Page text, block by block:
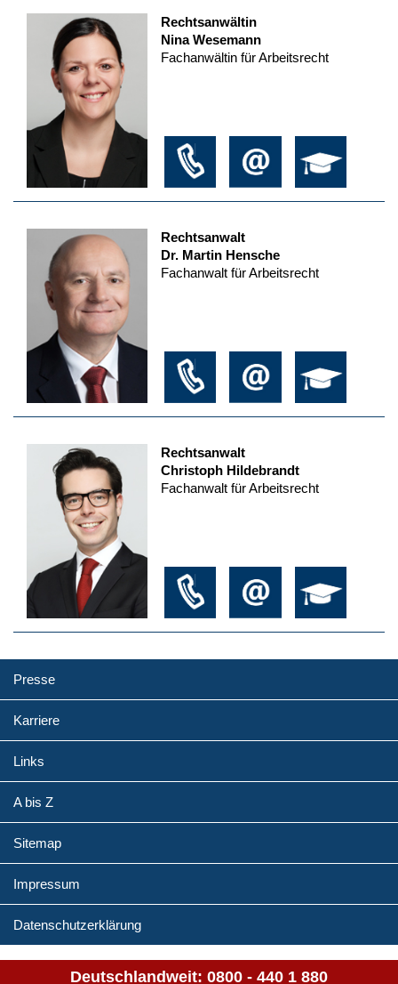
Rechtsanwältin
Nina Wesemann
Fachanwältin für Arbeitsrecht
Rechtsanwalt
Dr. Martin Hensche
Fachanwalt für Arbeitsrecht
Rechtsanwalt
Christoph Hildebrandt
Fachanwalt für Arbeitsrecht
Presse
Karriere
Links
A bis Z
Sitemap
Impressum
Datenschutzerklärung
Deutschlandweit: 0800 - 440 1 880